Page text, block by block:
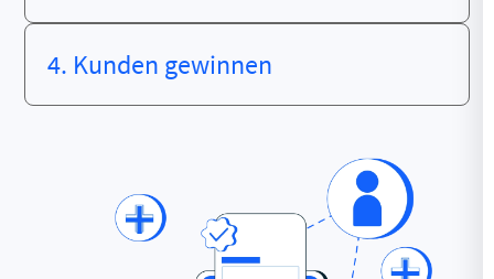
4. Kunden gewinnen